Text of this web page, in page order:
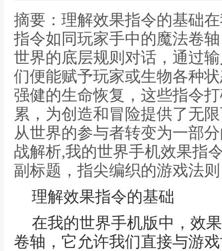
摘要：理解效果指令的基础
指令如同玩家手中的魔法卷
世界的底层规则对话，通过
们便能赋予玩家或生物各种
强健的生命恢复，这些指令
累，为创造和冒险提供了无
从世界的参与者转变为一部
战解析,我的世界手机效果指
副标题，指尖编织的游戏法则
理解效果指令的基础
在我的世界手机版中，效
卷轴，它允许我们直接与游